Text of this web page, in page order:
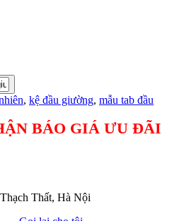
, kệ đầu giường, mẫu tab đầu
BÁO GIÁ ƯU ĐÃI
Thất, Hà Nội